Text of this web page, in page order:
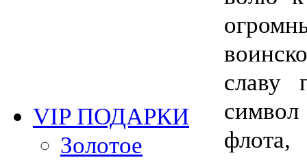
VIP ПОДАРКИ
Золотое
славу